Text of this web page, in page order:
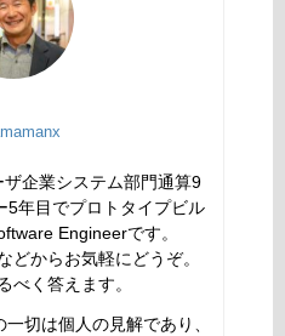
企業システム部門通算9
5年目でプロトタイプビル
Engineerです。
どからお気軽にどうぞ。
べく答えます。
切は個人の見解であり、